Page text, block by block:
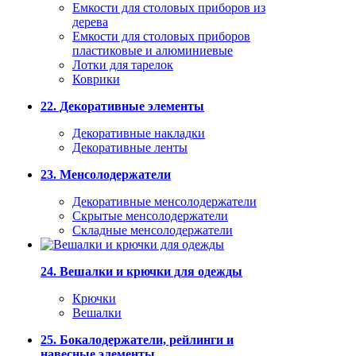
Емкости для столовых приборов из
дерева
Емкости для столовых приборов
пластиковые и алюминиевые
Лотки для тарелок
Коврики
22. Декоративные элементы
Декоративные накладки
Декоративные ленты
23. Менсолодержатели
Декоративные менсолодержатели
Скрытые менсолодержатели
Складные менсолодержатели
24. Вешалки и крючки для одежды
Крючки
Вешалки
25. Бокалодержатели, рейлинги и